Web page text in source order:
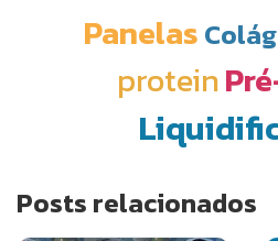
Panelas
protein
Posts relacionados